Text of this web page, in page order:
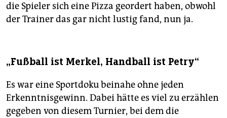
die Spieler sich eine Pizza geordert haben, obwohl
der Trainer das gar nicht lustig fand, nun ja.
„Fußball ist Merkel, Handball ist Petry“
Es war eine Sportdoku beinahe ohne jeden
Erkenntnisgewinn. Dabei hätte es viel zu erzählen
gegeben von diesem Turnier, bei dem die